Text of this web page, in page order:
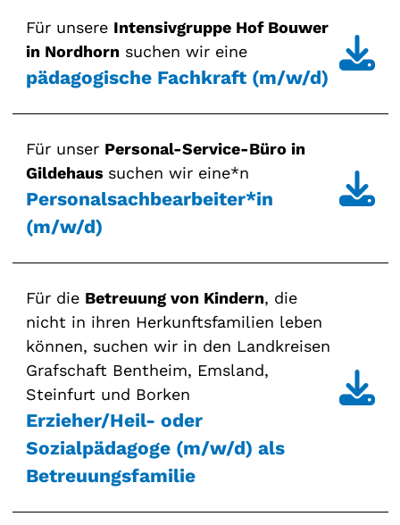
Für unsere Intensivgruppe Hof Bouwer
in Nordhornsuchen wir eine
pädagogische Fachkraft (m/w/d)
Für unser Personal-Service-Büro in
Gildehaus suchen wir eine*n
Personalsachbearbeiter*in
(m/w/d)
Für die Betreuung von Kindern, die
nicht in ihren Herkunftsfamilien leben
können, suchen wir in den Landkreisen
Grafschaft Bentheim, Emsland,
Steinfurt und Borken
Erzieher/Heil- oder
Sozialpädagoge (m/w/d) als
Betreuungsfamilie